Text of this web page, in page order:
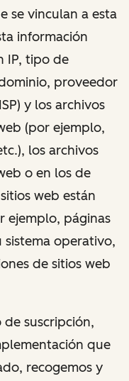
se vinculan a esta
información
IP, tipo de
proveedor
y los archivos
(por ejemplo,
los archivos
o en los de
web están
ejemplo, páginas
sistema operativo,
de sitios web
de suscripción,
que
recogemos y